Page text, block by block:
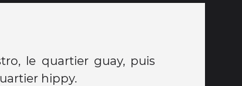
hippy.